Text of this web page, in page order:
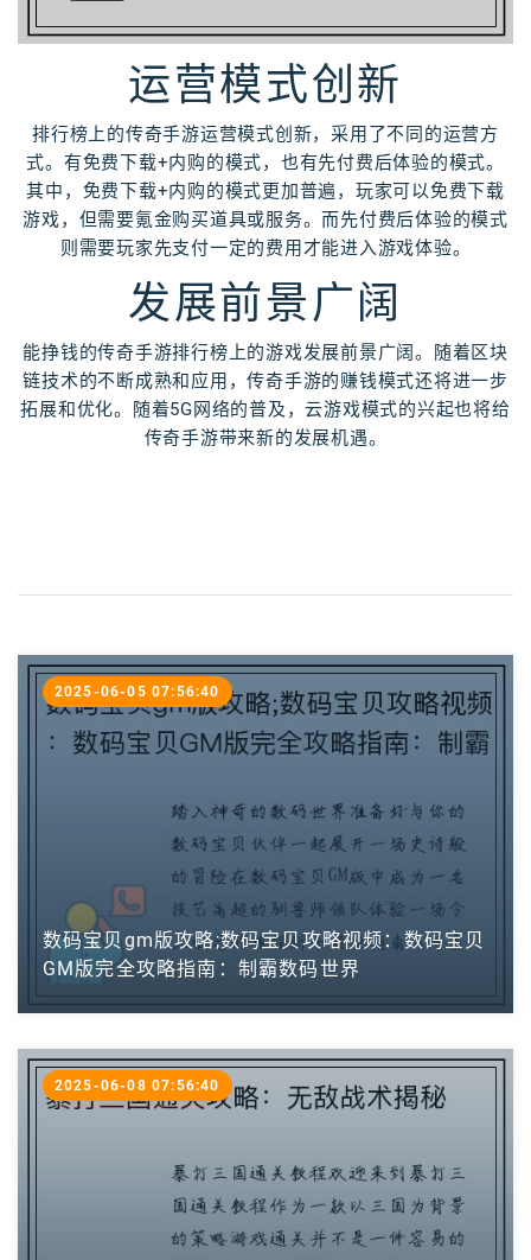
运营模式创新
排行榜上的传奇手游运营模式创新，采用了不同的运营方
式。有免费下载+内购的模式，也有先付费后体验的模式。
其中，免费下载+内购的模式更加普遍，玩家可以免费下载
游戏，但需要氪金购买道具或服务。而先付费后体验的模式
则需要玩家先支付一定的费用才能进入游戏体验。
发展前景广阔
能挣钱的传奇手游排行榜上的游戏发展前景广阔。随着区块
链技术的不断成熟和应用，传奇手游的赚钱模式还将进一步
拓展和优化。随着5G网络的普及，云游戏模式的兴起也将给
传奇手游带来新的发展机遇。
数码宝贝gm版攻略;数码宝贝攻略视频：数码宝贝
GM版完全攻略指南：制霸数码世界
2025-06-05 07:56:40
2025-06-08 07:56:40